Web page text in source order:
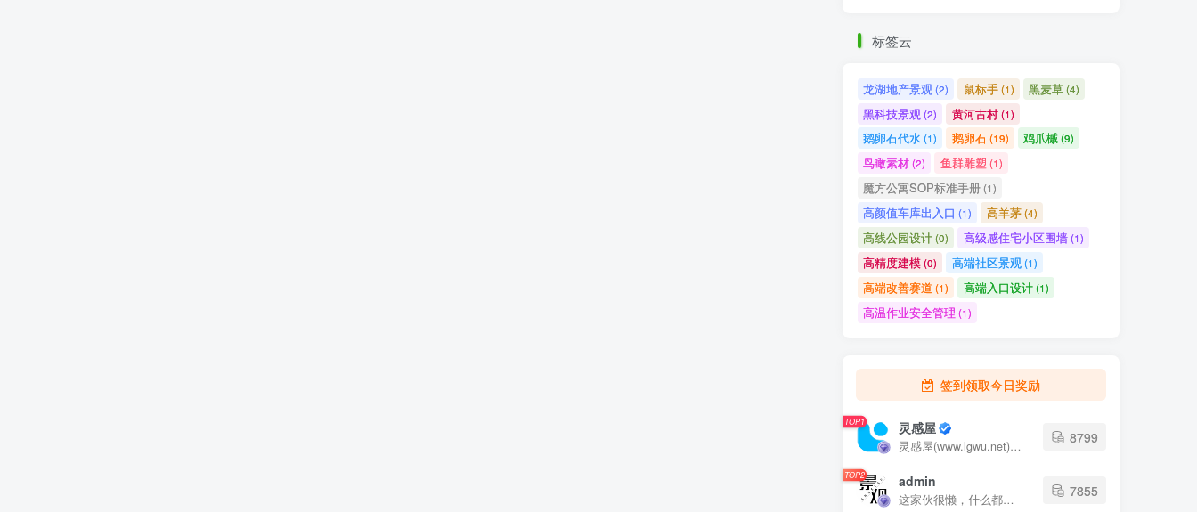
标签云
龙湖地产景观 (2) 鼠标手(1) 黑麦草(4)
黑科技景观 (2) 黄河古村(1)
鹅卵石代水(1) 鹅卵石(19) 鸡爪槭(9)
鸟瞰素材(2) 鱼群雕塑 (1)
魔方公寓SOP标准手册(1)
高颜值车库出入口 (1) 高羊茅(4)
高线公园设计(0) 高级感住宅小区围墙(1)
高精度建模(0) 高端社区景观 (1)
高端改善赛道 (1) 高端入口设计(1)
高温作业安全管理 (1)
签到领取今日奖励
TOP1 灵感屋
灵感屋(www.lgwu.net)尽可能为每一位设计师提供更全面、更精致、更具有创意感的设计素材。努力成为景观设计师展示实力和互相学习的优质网络资源发布平台。
8799
TOP2 admin
这家伙很懒，什么都没有写...
7855